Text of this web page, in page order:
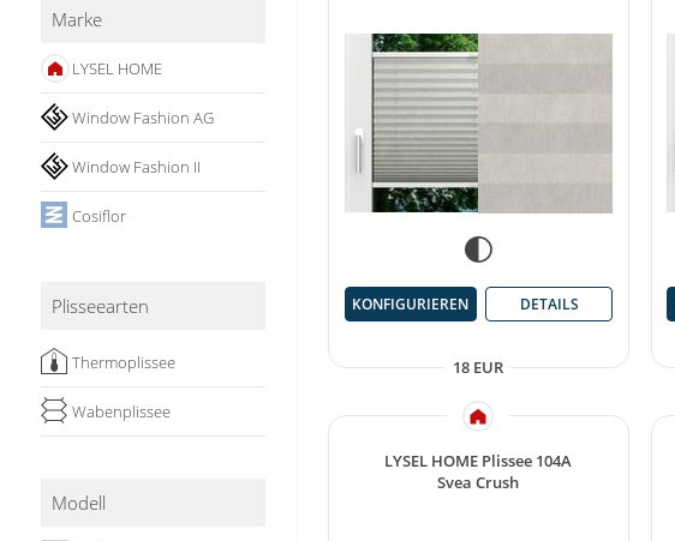
Stoffe
Panneaux
Marke
LYSEL HOME
Window Fashion AG
Window Fashion II
Cosiflor
Plisseearten
Thermoplissee
Wabenplissee
Modell
18 EUR
KONFIGURIEREN DETAILS
LYSEL HOME Plissee 104A
Svea Crush